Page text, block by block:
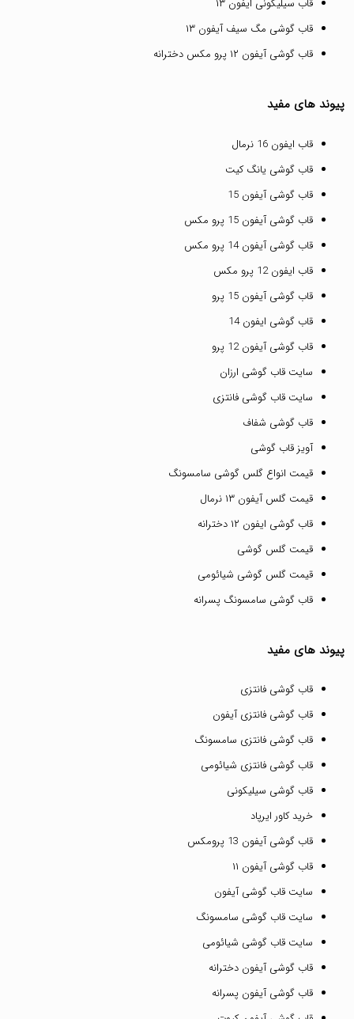
قاب سیلیکونی ایفون ۱۳
قاب گوشی مگ سیف آیفون ۱۳
قاب گوشی آیفون ۱۲ پرو مکس دخترانه
پیوند های مفید
قاب ایفون 16 نرمال
قاب گوشی یانگ کیت
قاب گوشی آیفون 15
قاب گوشی آیفون 15 پرو مکس
قاب گوشی آیفون 14 پرو مکس
قاب ایفون 12 پرو مکس
قاب گوشی آیفون 15 پرو
قاب گوشی ایفون 14
قاب گوشی آیفون 12 پرو
سایت قاب گوشی ارزان
سایت قاب گوشی فانتزی
قاب گوشی شفاف
آویز قاب گوشی
قیمت انواع گلس گوشی سامسونگ
قیمت گلس آیفون ۱۳ نرمال
قاب گوشی ایفون ۱۲ دخترانه
قیمت گلس گوشی
قیمت گلس گوشی شیائومی
قاب گوشی سامسونگ پسرانه
پیوند های مفید
قاب گوشی فانتزی
قاب گوشی فانتزی آیفون
قاب گوشی فانتزی سامسونگ
قاب گوشی فانتزی شیائومی
قاب گوشی سیلیکونی
خرید کاور ایرپاد
قاب گوشی آیفون 13 پرومکس
قاب گوشی آیفون ۱۱
سایت قاب گوشی آیفون
سایت قاب گوشی سامسونگ
سایت قاب گوشی شیائومی
قاب گوشی آیفون دخترانه
قاب گوشی آیفون پسرانه